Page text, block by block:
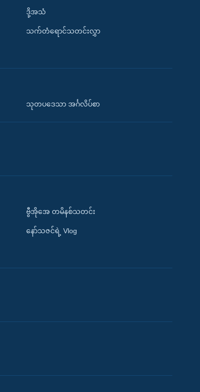
ဒို့အသံ
သက်တံရောင်သတင်းလွှာ
သုတပဒေသာ အင်္ဂလိပ်စာ
ဗွီအိုအေ တမိနစ်သတင်း
နော်သဇင်ရဲ့ Vlog